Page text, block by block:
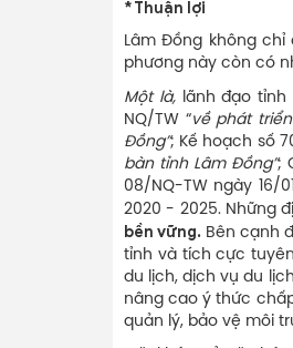
* Thuận lợi
Lâm Đồng không
phương này còn có
Một là,lãnh đạo tỉnh
NQ/TW “về phát
Đồng”; Kế hoạch số
bàn tỉnh Lâm Đồng”;
08/NQ-TW ngày 16/
2020 - 2025. Những
bền vững. Bên cạnh
tỉnh và tích cực
du lịch, dịch vụ du
nâng cao ý thức
quản lý, bảo vệ môi